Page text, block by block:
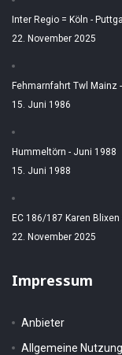
Inter Regio = Köln -
22. November 2025
Fehmarnfahrt Twl Mainz
15. Juni 1986
Hummeltörn - Juni 1988
15. Juni 1988
EC 186/187 Karen Blixen
22. November 2025
Impressum
Anbieter
Allgemeine